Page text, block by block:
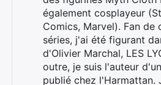
également cosplayeur
Comics, Marvel). Fan de
séries, j'ai été figurant
d'Olivier Marchal, LES
outre, je suis l'auteur
publié chez l'Harmattan.